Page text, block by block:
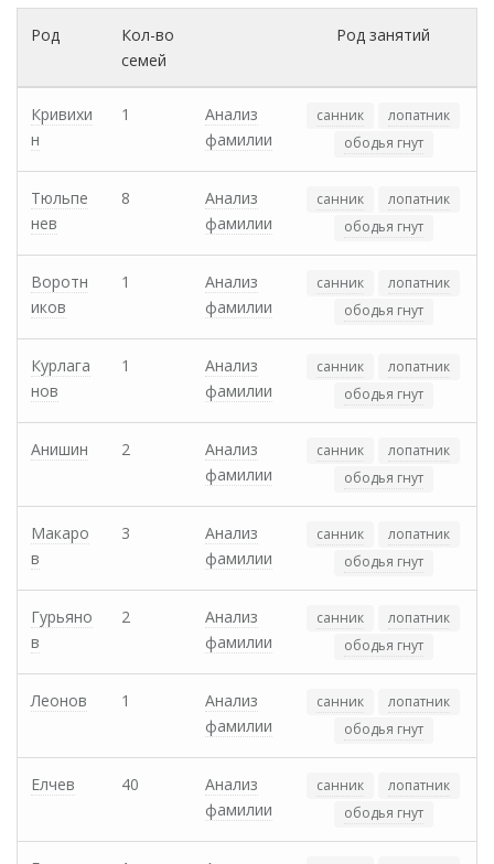
Род
Кол-во
семей
Род занятий
Кривихи
н
1
Анализ
фамилии
санник
лопатник
ободья гнут
Тюльпе
нев
8
Анализ
фамилии
санник
лопатник
ободья гнут
Воротн
иков
1
Анализ
фамилии
санник
лопатник
ободья гнут
Курлага
нов
1
Анализ
фамилии
санник
лопатник
ободья гнут
Анишин 2
Анализ
фамилии
санник
лопатник
ободья гнут
Макаро
в
3
Анализ
фамилии
санник
лопатник
ободья гнут
Гурьяно
в
2
Анализ
фамилии
санник
лопатник
ободья гнут
Леонов 1
Анализ
фамилии
санник
лопатник
ободья гнут
Елчев 40
Анализ
фамилии
санник
лопатник
ободья гнут